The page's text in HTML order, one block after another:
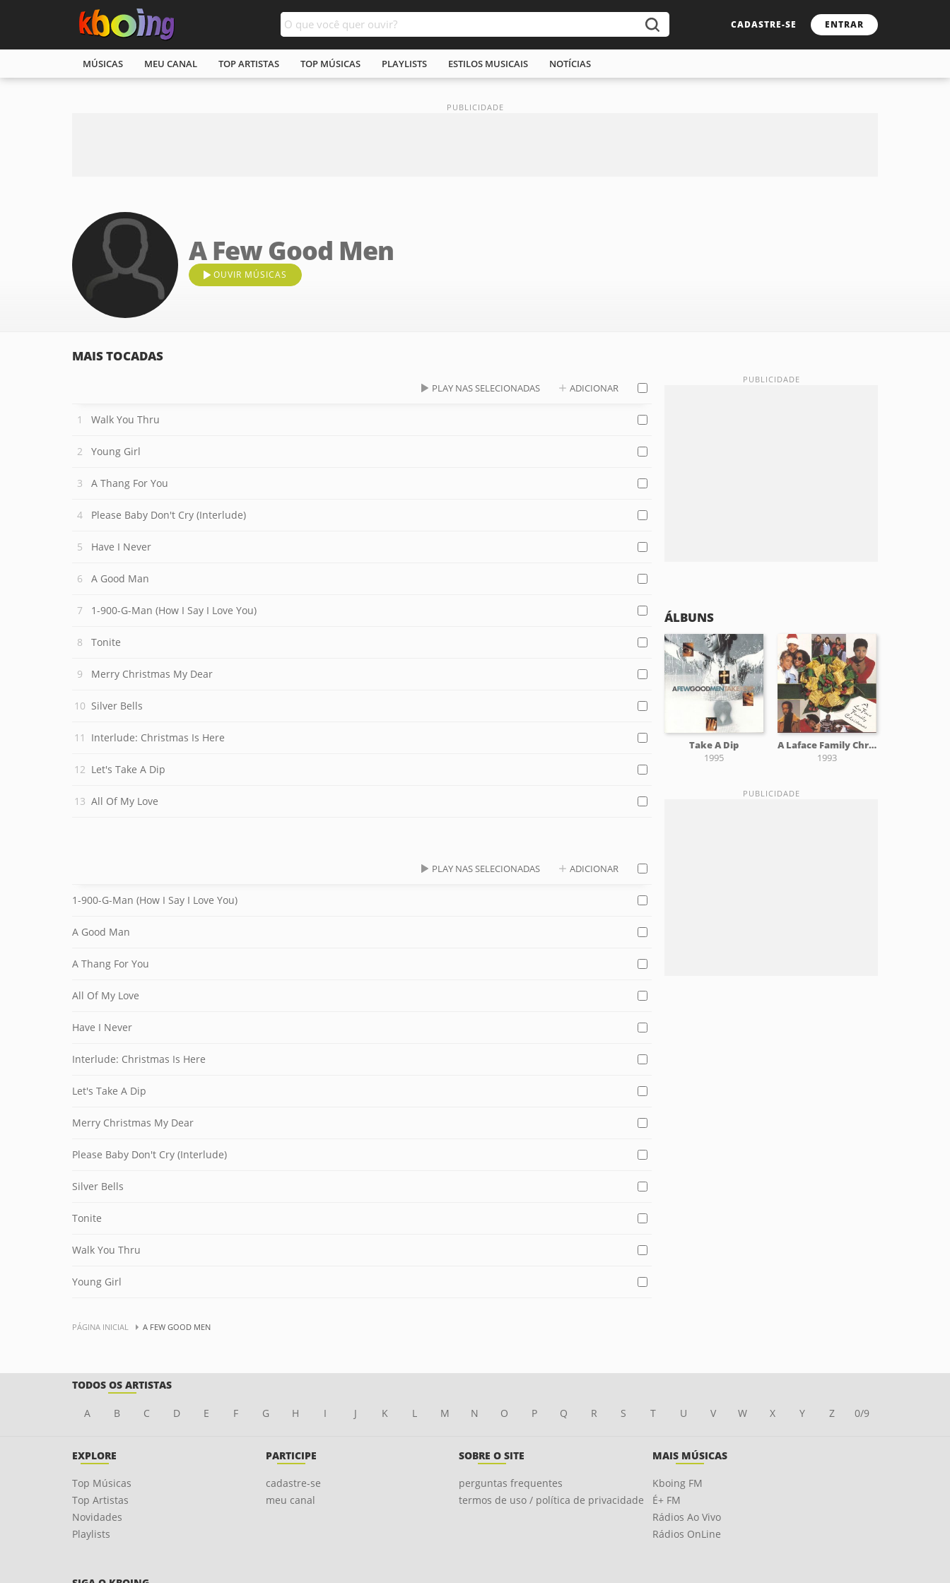
CADASTRE-SE ENTRAR
MÚSICAS MEU CANAL TOP ARTISTAS TOP MÚSICAS PLAYLISTS ESTILOS MUSICAIS NOTÍCIAS
A Few Good Men
OUVIR MÚSICAS
MAIS TOCADAS
PLAY NAS SELECIONADAS ADICIONAR
Walk You Thru
Young Girl
A Thang For You
Please Baby Don't Cry (Interlude)
Have I Never
A Good Man
1-900-G-Man (How I Say I Love You)
Tonite
Merry Christmas My Dear
Silver Bells
Interlude: Christmas Is Here
Let's Take A Dip
All Of My Love
PLAY NAS SELECIONADAS ADICIONAR
1-900-G-Man (How I Say I Love You)
A Good Man
A Thang For You
All Of My Love
Have I Never
Interlude: Christmas Is Here
Let's Take A Dip
Merry Christmas My Dear
Please Baby Don't Cry (Interlude)
Silver Bells
Tonite
Walk You Thru
Young Girl
ÁLBUNS
Take A Dip
1995
A Laface Family Christmas
1993
PÁGINA INICIAL A FEW GOOD MEN
TODOS OS ARTISTAS
A B C D E F G H I J K L M N O P Q R S T U V W X Y Z 0/9
EXPLORE
Top Músicas
Top Artistas
Novidades
Playlists
PARTICIPE
cadastre-se
meu canal
SOBRE O SITE
perguntas frequentes
termos de uso / política de privacidade
MAIS MÚSICAS
Kboing FM
É+ FM
Rádios Ao Vivo
Rádios OnLine